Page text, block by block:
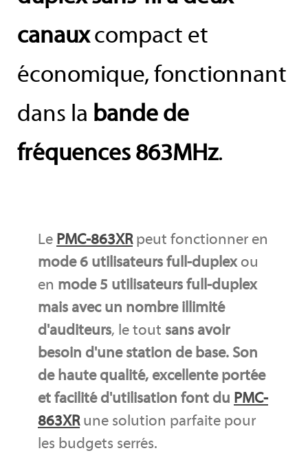
canauxcompact et
économique, fonctionnant
dans la bande de
fréquences 863MHz.
Le PMC-863XRpeut fonctionner en
mode 6 utilisateurs full-duplexou
en mode 5 utilisateurs full-duplex
mais avec un nombre illimité
d'auditeurs, le tout sans avoir
besoin d'une station de base. Son
de haute qualité, excellente portée
et facilité d'utilisation font du PMC-
863XRune solution parfaite pour
les budgets serrés.